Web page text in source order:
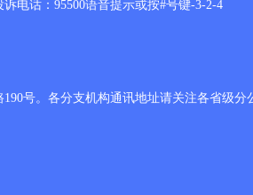
电话：95500语音提示或按#号键-3-2-4
号。各分支机构通讯地址请关注各省级